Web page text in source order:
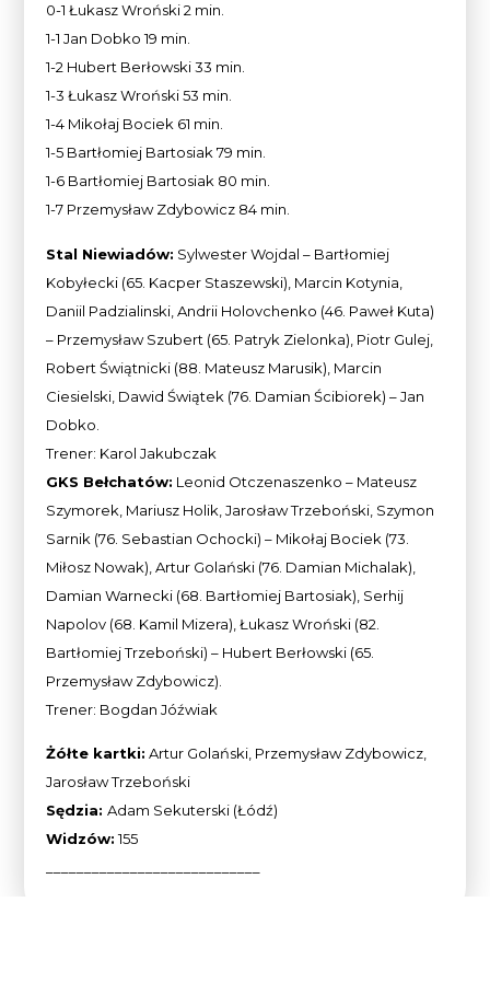
0-1 Łukasz Wroński 2 min.
1-1 Jan Dobko 19 min.
1-2 Hubert Berłowski 33 min.
1-3 Łukasz Wroński 53 min.
1-4 Mikołaj Bociek 61 min.
1-5 Bartłomiej Bartosiak 79 min.
1-6 Bartłomiej Bartosiak 80 min.
1-7 Przemysław Zdybowicz 84 min.
Stal Niewiadów: Sylwester Wojdal – Bartłomiej
Kobyłecki (65. Kacper Staszewski), Marcin Kotynia,
Daniil Padzialinski, Andrii Holovchenko (46. Paweł Kuta)
– Przemysław Szubert (65. Patryk Zielonka), Piotr Gulej,
Robert Świątnicki (88. Mateusz Marusik), Marcin
Ciesielski, Dawid Świątek (76. Damian Ścibiorek) – Jan
Dobko.
Trener: Karol Jakubczak
GKS Bełchatów: Leonid Otczenaszenko – Mateusz
Szymorek, Mariusz Holik, Jarosław Trzeboński, Szymon
Sarnik (76. Sebastian Ochocki) – Mikołaj Bociek (73.
Miłosz Nowak), Artur Golański (76. Damian Michalak),
Damian Warnecki (68. Bartłomiej Bartosiak), Serhij
Napolov (68. Kamil Mizera), Łukasz Wroński (82.
Bartłomiej Trzeboński) – Hubert Berłowski (65.
Przemysław Zdybowicz).
Trener: Bogdan Jóźwiak
Żółte kartki: Artur Golański, Przemysław Zdybowicz,
Jarosław Trzeboński
Sędzia:Adam Sekuterski (Łódź)
Widzów:155